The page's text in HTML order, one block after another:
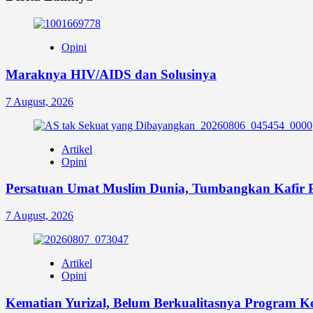
Opini
Maraknya HIV/AIDS dan Solusinya
7 August, 2026
Artikel
Opini
Persatuan Umat Muslim Dunia, Tumbangkan Kafir
7 August, 2026
Artikel
Opini
Kematian Yurizal, Belum Berkualitasnya Program